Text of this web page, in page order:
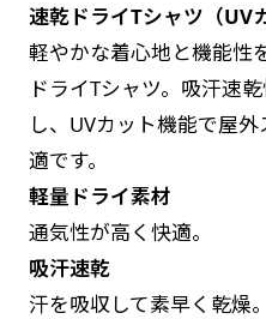
速乾ドライTシャツ（UV
軽やかな着心地と機能性
ドライTシャツ。吸汗速
し、UVカット機能で屋
適です。
軽量ドライ素材
通気性が高く快適。
吸汗速乾
汗を吸収して素早く乾燥。
ます。（レギュラーの
スリムのれん縦30cm）
是非！
お急ぎ［ +330円 ］
お急ぎは翌営業日発
によって対応できな
できる場合もありま
生地は対応不可です。